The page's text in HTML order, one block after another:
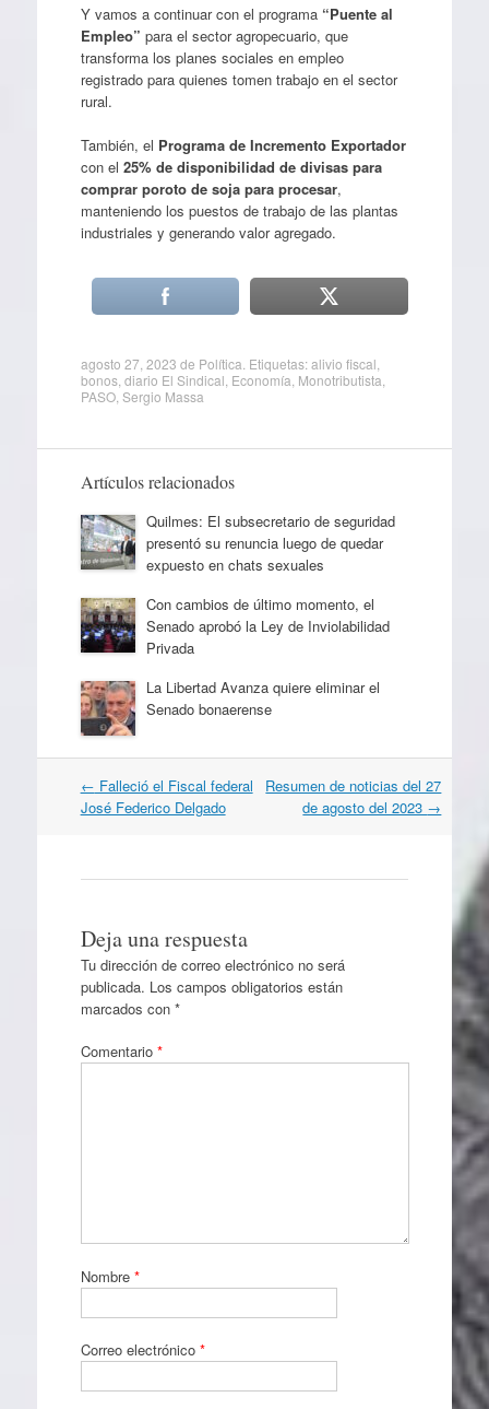
Y vamos a continuar con el programa“Puente al
Empleo” para el sector agropecuario, que
transforma los planes sociales en empleo
registrado para quienes tomen trabajo en el sector
rural.
También, el Programa de Incremento Exportador
con el 25% de disponibilidad de divisas para
comprar poroto de soja para procesar,
manteniendo los puestos de trabajo de las plantas
industriales y generando valor agregado.
agosto 27, 2023 de Política . Etiquetas:alivio fiscal
bonos, diario El Sindical Economía Monotributista
PASO, Sergio Massa
Artículos relacionados
Quilmes: El subsecretario de seguridad
presentó su renuncia luego de quedar
expuesto en chats sexuales
Con cambios de último momento, el
Senado aprobó la Ley de Inviolabilidad
Privada
La Libertad Avanza quiere eliminar el
Senado bonaerense
Navegación
por
← Falleció el Fiscal federal
José Federico Delgado
Resumen de noticias del 27
de agosto del 2023 →
Deja una respuesta
Tu dirección de correo electrónico no será
publicada. Los campos obligatorios están
marcados con *
Comentario *
Nombre *
Correo electrónico *